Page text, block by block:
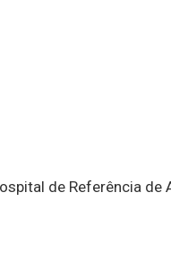
de Referência